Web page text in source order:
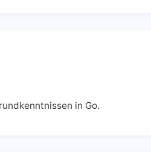
in Go.